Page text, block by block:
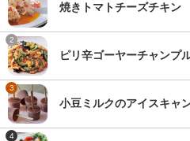
焼きトマトチーズチキン
2
ピリ辛ゴーヤーチャンプ
3
小豆ミルクのアイスキャ
4